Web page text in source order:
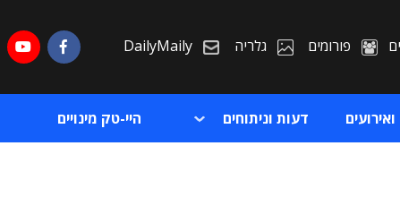
פורומים גלריה DailyMaily
דעות וניתוחים היי-טק מינויים